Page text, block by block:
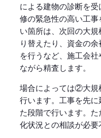
による建物の診断を
修の緊急性の高い工
い箇所は、次回の大
り替えたり、資金の
を行うなど、施工会
ながら精査します。
場合によっては②大規
行います。工事を先
た段階で行います。
化状況との相談が必要